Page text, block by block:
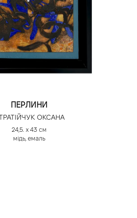
ПЕРЛИНИ
ОКСАНА
24,5. х 43 см
мідь, емаль